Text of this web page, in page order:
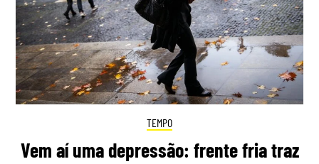
TEMPO
Vem aí uma depressão: frente fria traz